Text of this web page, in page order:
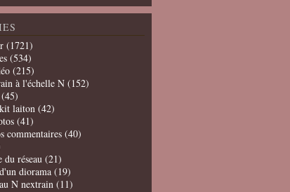
(1721)
(534)
(215)
à l'échelle N (152)
(45)
laiton (42)
(41)
commentaires (40)
du réseau (21)
diorama (19)
N nextrain (11)